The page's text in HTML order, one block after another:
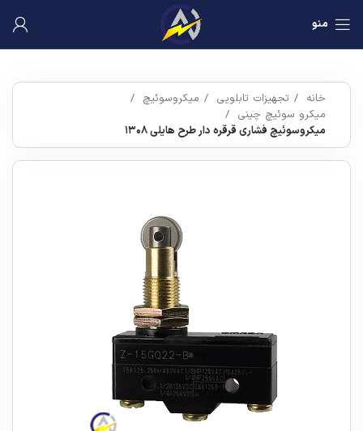
منو
خانه تجهیزات تابلویی
میکروسوئیچ
میکرو سوئیچ چینی
میکروسوئیچ فشاری قرقره دار طرح هایلی ۱۳۰۸